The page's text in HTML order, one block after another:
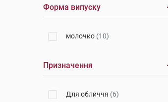
Форма випуску
молочко (10)
Призначення
Для обличчя (6)